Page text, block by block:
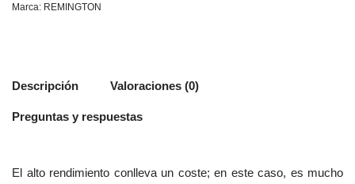
Marca: REMINGTON
Descripción Valoraciones (0)
Preguntas y respuestas
El alto rendimiento conlleva un coste; en este caso, es mucho